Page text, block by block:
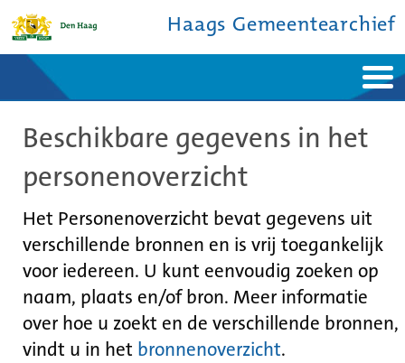
Haags Gemeentearchief
Ontdek de stad
De studiezaal
Bronnen en collecties
Contact
Beschikbare gegevens in het
personenoverzicht
Het Personenoverzicht bevat gegevens uit
verschillende bronnen en is vrij toegankelijk
voor iedereen. U kunt eenvoudig zoeken op
naam, plaats en/of bron. Meer informatie
over hoe u zoekt en de verschillende bronnen,
vindt u in het bronnenoverzicht.